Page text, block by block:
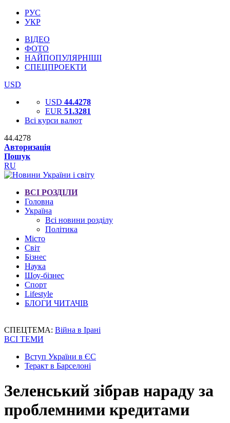
РУС
УКР
ВІДЕО
ФОТО
НАЙПОПУЛЯРНІШІ
СПЕЦПРОЕКТИ
USD
USD 44.4278
EUR 51.3281
Всі курси валют
44.4278
Авторизація
Пошук
RU
ВСІ РОЗДІЛИ
Головна
Україна
Всі новини розділу
Політика
Місто
Світ
Бізнес
Наука
Шоу-бізнес
Спорт
Lifestyle
БЛОГИ ЧИТАЧІВ
СПЕЦТЕМА: Війна в Ірані
ВСІ ТЕМИ
Вступ України в ЄС
Теракт в Барселоні
Зеленський зібрав нараду за
проблемними кредитами